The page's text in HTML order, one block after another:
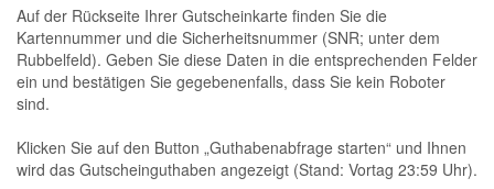
Auf der Rückseite Ihrer Gutscheinkarte finden Sie die
Kartennummer und die Sicherheitsnummer (SNR; unter dem
Rubbelfeld). Geben Sie diese Daten in die entsprechenden Felder
ein und bestätigen Sie gegebenenfalls, dass Sie kein Roboter
sind.
Klicken Sie auf den Button „Guthabenabfrage starten“ und Ihnen
wird das Gutscheinguthaben angezeigt (Stand: Vortag 23:59 Uhr).